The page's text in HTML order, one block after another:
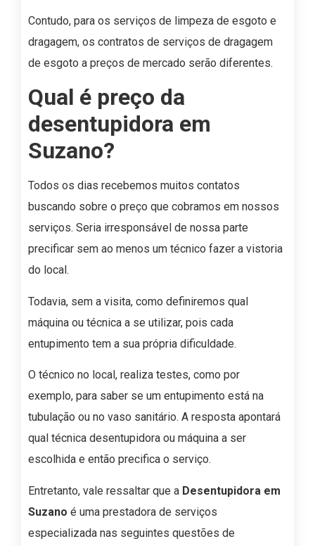
Contudo, para os serviços de limpeza de esgoto e
dragagem, os contratos de serviços de dragagem
de esgoto a preços de mercado serão diferentes.
Qual é preço da
desentupidora em
Suzano?
Todos os dias recebemos muitos contatos
buscando sobre o preço que cobramos em nossos
serviços. Seria irresponsável de nossa parte
precificar sem ao menos um técnico fazer a vistoria
do local.
Todavia, sem a visita, como definiremos qual
máquina ou técnica a se utilizar, pois cada
entupimento tem a sua própria dificuldade.
O técnico no local, realiza testes, como por
exemplo, para saber se um entupimento está na
tubulação ou no vaso sanitário. A resposta apontará
qual técnica desentupidora ou máquina a ser
escolhida e então precifica o serviço.
Entretanto, vale ressaltar que a Desentupidora em
Suzano é uma prestadora de serviços
especializada nas seguintes questões de